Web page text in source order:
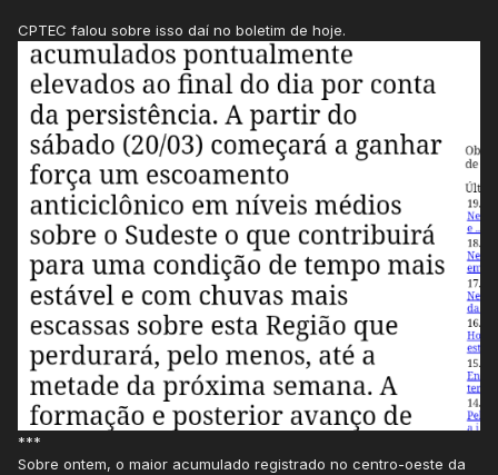
ainda pode chover hoje e amanhã pelo euro,
inclusive há umas instabilidades agora cedo por
aqui, depois sol e muito calor.
CPTEC falou sobre isso daí no boletim de hoje.
***
Sobre ontem, o maior acumulado registrado no centro-oeste da